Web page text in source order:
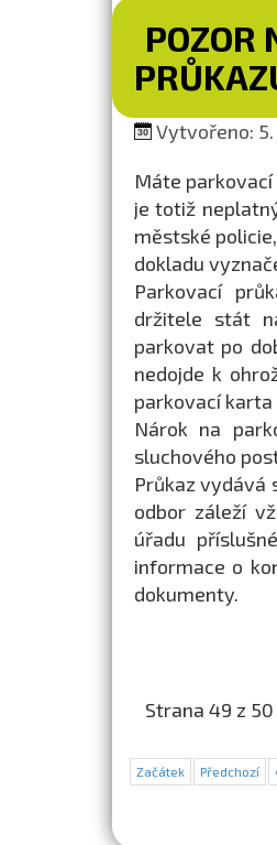
POZOR
Vytvořeno: 5.
Máte
je totiž
městské
dokladu
Parkovací
držitele stát
parkovat po
nedojde k
parkovací karta
Nárok na
sluchového
Průkaz vydává
odbor záleží
úřadu
informace o
dokumenty.
Strana 49 z 50
Začátek Předchozí